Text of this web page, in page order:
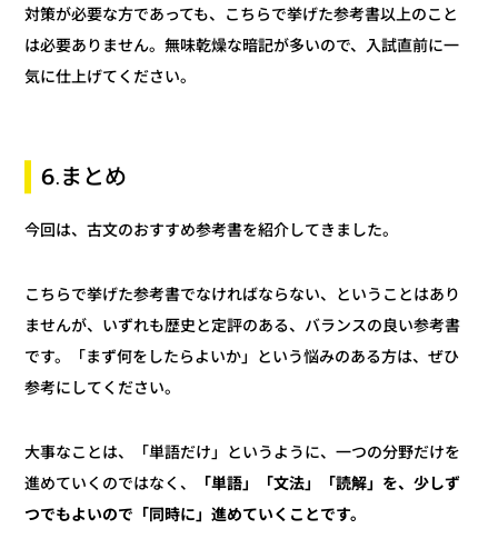
対策が必要な方であっても、こちらで挙げた参考書以上のこと
は必要ありません。無味乾燥な暗記が多いので、入試直前に一
気に仕上げてください。
6.まとめ
今回は、古文のおすすめ参考書を紹介してきました。
こちらで挙げた参考書でなければならない、ということはあり
ませんが、いずれも歴史と定評のある、バランスの良い参考書
です。「まず何をしたらよいか」という悩みのある方は、ぜひ
参考にしてください。
大事なことは、「単語だけ」というように、一つの分野だけを
進めていくのではなく、 「単語」「文法」「読解」を、少しず
つでもよいので「同時に」進めていくことです。